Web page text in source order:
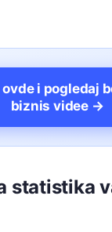
ovde i pogledaj
biznis videe →
statistika